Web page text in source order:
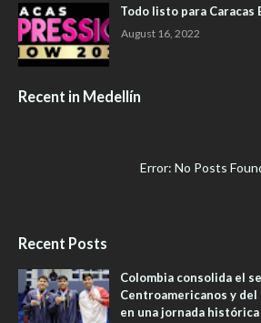
Todo listo para Caracas
August 16, 2022
Recent in Medellín
Error: No Posts
Recent Posts
Colombia consolida el
Centroamericanos y
en una jornada histórica